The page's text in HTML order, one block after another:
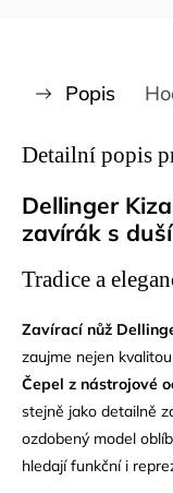
Popis
Detailní popis
Dellinger
zavírák s
Tradice a
Zavírací nůž
zaujme nejen
Čepel z nástrojové
stejně jako detailně
ozdobený model
hledají funkční i